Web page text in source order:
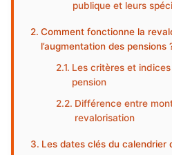
publique et leurs
Comment fonctionne la
l’augmentation des pensions
Les critères et
pension
Différence entre
revalorisation
Les dates clés du calendrier